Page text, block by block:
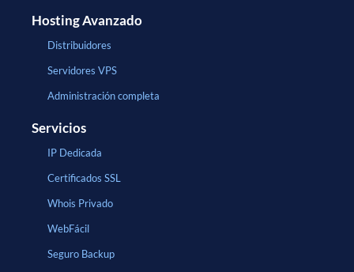
Hosting Avanzado
Distribuidores
Servidores VPS
Administración completa
Servicios
IP Dedicada
Certificados SSL
Whois Privado
WebFácil
Seguro Backup